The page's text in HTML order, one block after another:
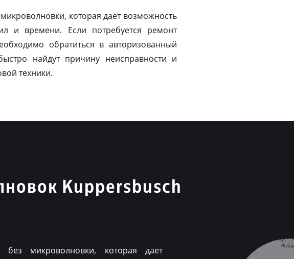
которая дает возможность
и времени. Если потребуется ремонт
обратиться в авторизованный
найдут причину неисправности и
техники.
Kuppersbusch
микроволновки, которая дает